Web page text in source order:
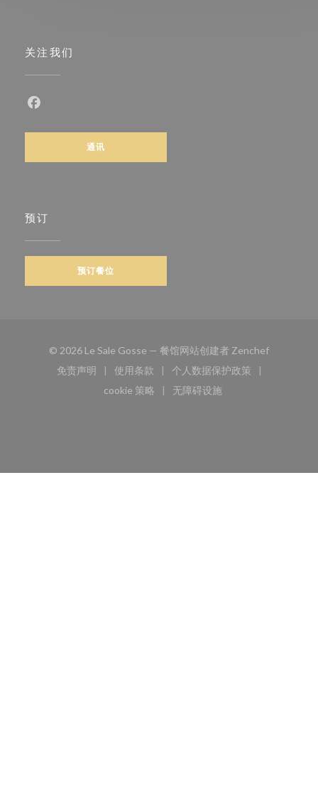
关注我们
通讯
预订
预订餐位
© 2026 Le Sale Gosse — 餐馆网站创建者 Zenchef((在新窗口
免责声明
((在新窗口中打开))
使用条款
((在新窗口中打开))
个人数据保护政策
((在新窗口中打开))
cookie 策略
((在新窗口中打开))
无障碍设施
((在新窗口中打开))